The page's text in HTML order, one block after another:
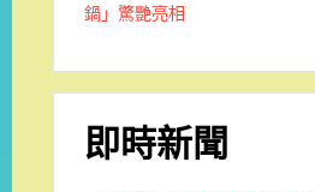
鍋」驚艷亮相
即時新聞